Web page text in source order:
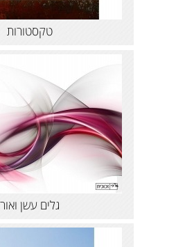
טקסטורות
גלים עשן ואור